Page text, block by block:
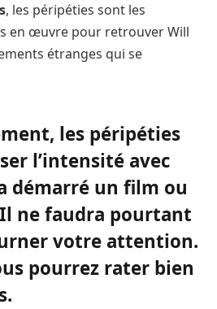
, les péripéties sont les
en œuvre pour retrouver Will
étranges qui se
les péripéties
l’intensité avec
démarré un film ou
ne faudra pourtant
votre attention.
pourrez rater bien